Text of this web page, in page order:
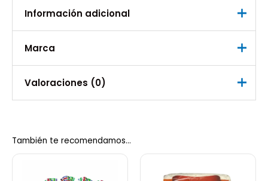
Información adicional
Peso
Marca
Marca
Arcor
Valoraciones (0)
Sé el primero en valorar
“Bombones Blancos Bon Bon”
También te recomendamos…